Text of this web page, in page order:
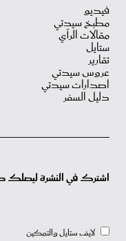
فيديو
مطبخ سيدتي
مقالات الرأي
ستايل
تقارير
عروس سيدتي
اصدارات سيدتي
دليل السفر
اشترك في النشرة
لايف ستايل والتمكين